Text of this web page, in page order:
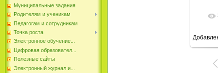
Муниципальные задания
Родителям и ученикам
Педагогам и сотрудникам
Точка роста
Электронное обучение...
Цифровая образовател...
Полезные сайты
Электронный журнал и...